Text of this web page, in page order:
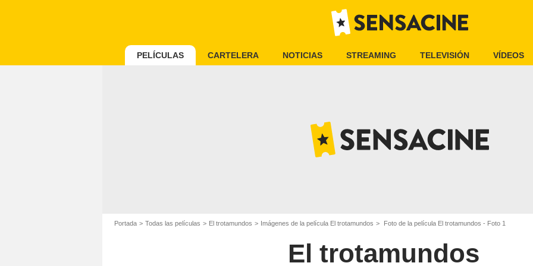
PELÍCULAS CARTELERA NOTICIAS STREAMING TELEVISIÓN VÍDEOS
Portada Todas las películas El trotamundos Imágenes de la película El trotamundos Foto de la película El trotamundos - Foto 1
El trotamundos